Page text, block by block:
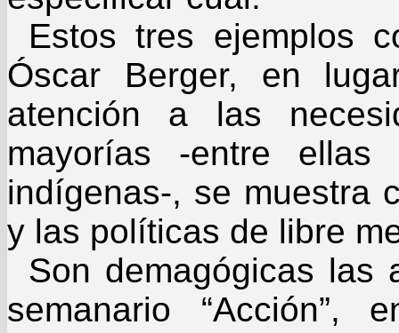
Estos tres ejemplos
Óscar Berger, en
atención a las
mayorías -entre
indígenas-, se muestra
y las políticas de libre
Son demagógicas las
semanario